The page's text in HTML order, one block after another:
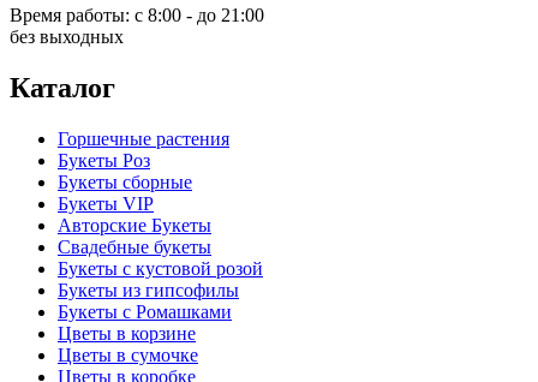
Время работы: с 8:00 - до 21:00
без выходных
Каталог
Горшечные растения
Букеты Роз
Букеты сборные
Букеты VIP
Авторские Букеты
Свадебные букеты
Букеты с кустовой розой
Букеты из гипсофилы
Букеты с Ромашками
Цветы в корзине
Цветы в сумочке
Цветы в коробке